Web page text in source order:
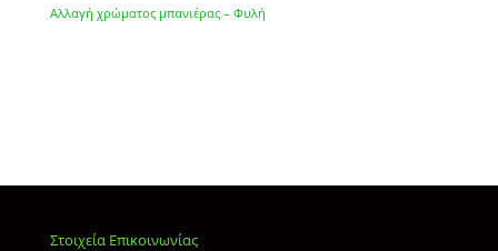
Αλλαγή χρώματος μπανιέρας – Φυλή
Στοιχεία Επικοινωνίας